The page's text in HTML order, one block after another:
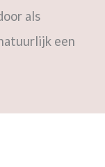
als
een